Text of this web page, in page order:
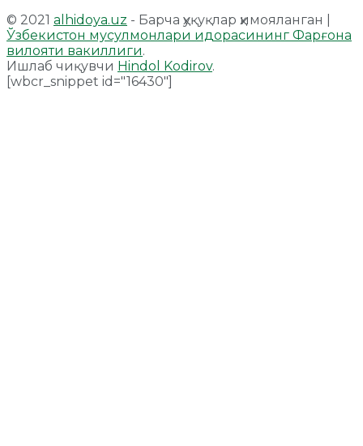
© 2021 alhidoya.uz - Барча ҳуқуқлар ҳимояланган |
Ўзбекистон мусулмонлари идорасининг Фарғона
вилояти вакиллиги.
Ишлаб чиқувчи Hindol Kodirov.
[wbcr_snippet id="16430"]